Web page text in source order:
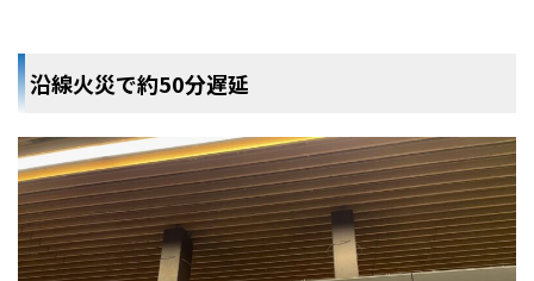
沿線火災で約50分遅延